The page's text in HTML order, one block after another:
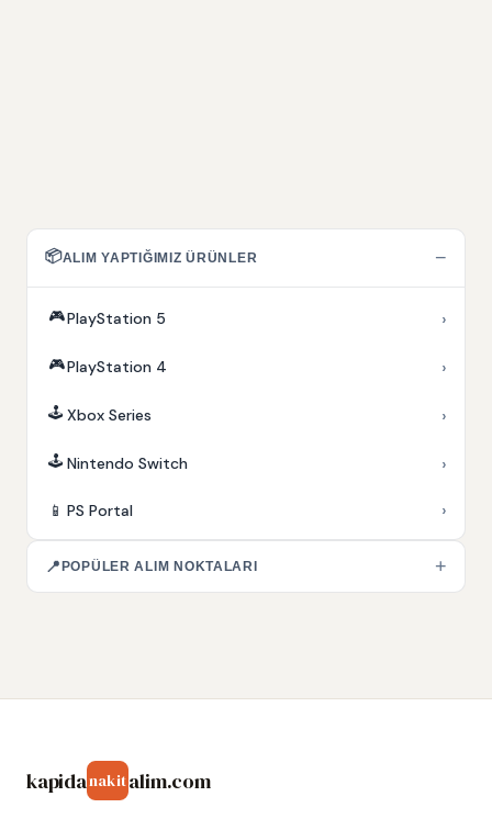
📦ALIM YAPTIĞIMIZ ÜRÜNLER −
🎮PlayStation 5 ›
🎮PlayStation 4 ›
🕹️ Xbox Series ›
🕹️ Nintendo Switch ›
📱 PS Portal ›
📍 POPÜLER ALIM NOKTALARI +
kapidanakitalim.com